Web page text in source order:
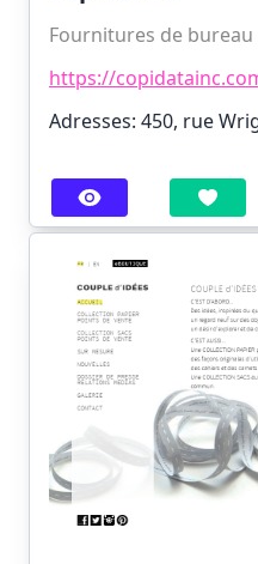
Fournitures de bureau
https://
Adresses: 450, rue